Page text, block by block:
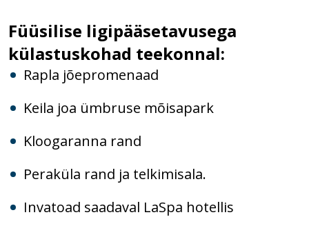
Füüsilise ligipääsetavusega
külastuskohad teekonnal:
Rapla jõepromenaad
Keila joa ümbruse mõisapark
Kloogaranna rand
Peraküla rand ja telkimisala.
Invatoad saadaval LaSpa hotellis